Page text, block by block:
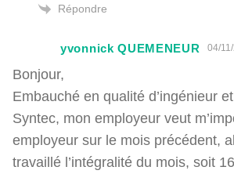
Répondre
yvonnick QUEMENEUR 04/
Bonjour,
Embauché en qualité d’ingénieur
Syntec, mon employeur veut
employeur sur le mois précédent,
travaillé l’intégralité du mois, soit